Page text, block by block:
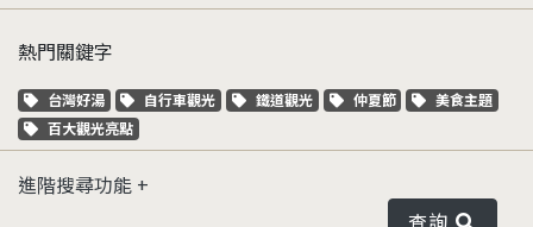
熱門關鍵字
關鍵字標籤
台灣好湯 關鍵字標籤
自行車觀光 關鍵字標籤
鐵道觀光 關鍵字標籤
仲夏節 關鍵字標籤
美食主題
關鍵字標籤
百大觀光亮點
進階搜尋功能
查詢